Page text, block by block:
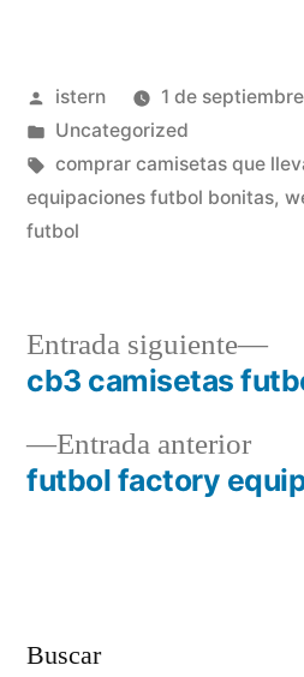
Publicado
por
istern
1 de
Publicado
en
Uncategorized
Etiquetas:
comprar camisetas que
equipaciones futbol bonitas,
futbol
Navegación
deEntrada anterior
futbol factory
Entrada siguiente
cb3 camisetas
Buscar